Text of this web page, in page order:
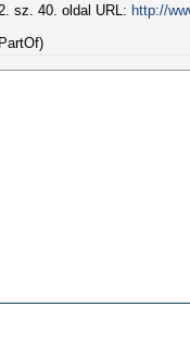
sz. 40. oldal URL: http://